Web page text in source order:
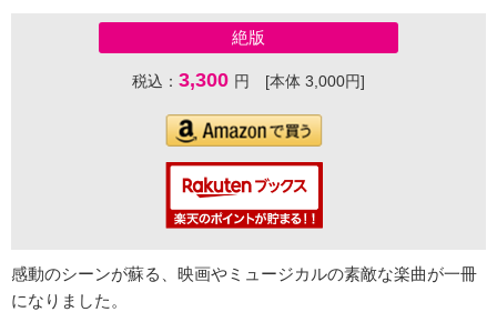
絶版
税込： 3,300 円 [本体 3,000円]
感動のシーンが蘇る、映画やミュージカルの素敵な楽曲が一冊
になりました。